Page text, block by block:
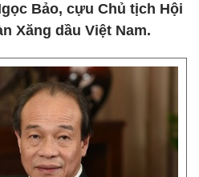
Bảo, cựu Chủ tịch Hội
Xăng dầu Việt Nam.